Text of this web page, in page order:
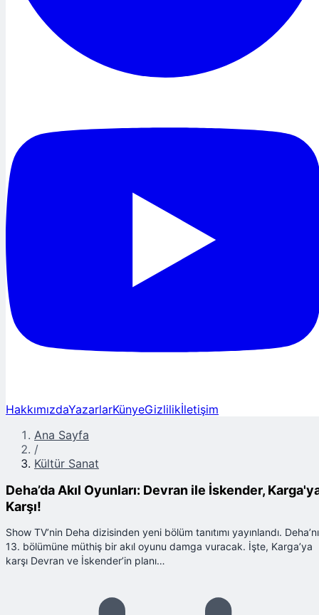
HakkımızdaYazarlarKünyeGizlilikİletişim
Ana Sayfa
/
Kültür Sanat
Deha’da Akıl Oyunları: Devran ile İskender,
Karşı!
Show TV’nin Deha dizisinden yeni bölüm tanıtımı yayınlandı.
13. bölümüne müthiş bir akıl oyunu damga vuracak. İşte, Karga’ya
karşı Devran ve İskender’in planı…